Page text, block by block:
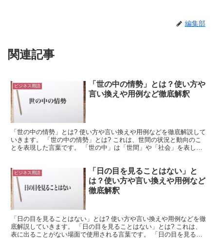
編集部
関連記事
ビジネス用語
「世の中の情勢」とは？使い方や
言い換えや用例など徹底解釈
「世の中の情勢」とは? 使い方や言い換えや用例などを徹底解説して
いきます。 「世の中の情勢」とは? これは、世間の状況と動向のこ
とを表現した言葉です。 「世の中」は「世間」や「社会」を表した
ビジネス用語
「日の目を見ることはない」と
は？使い方や言い換えや用例など
徹底解釈
「日の目を見ることはない」とは? 使い方や言い換えや用例などを徹
底解説していきます。 「日の目を見ることはない」とは? これは、
表に出ることがない場面で使用される言葉です。 「日の目を見る」